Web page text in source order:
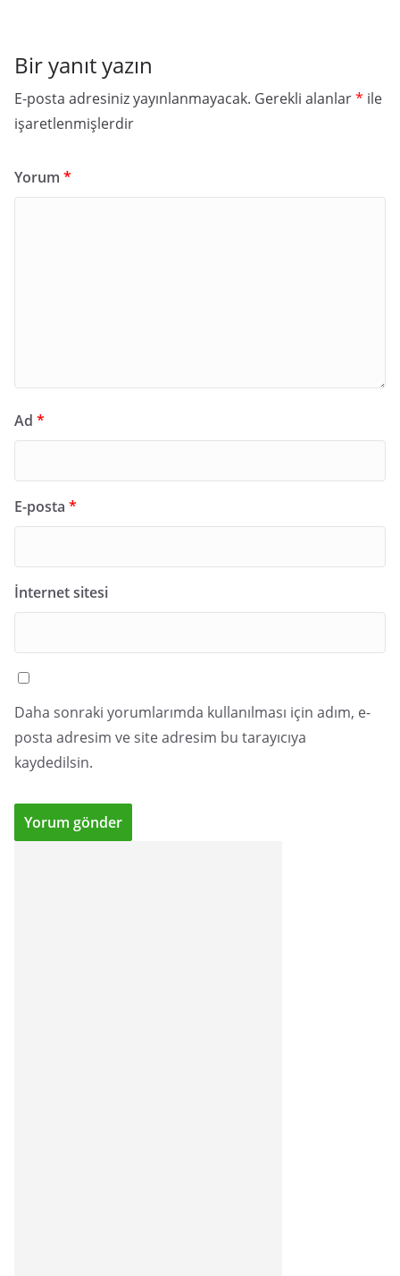
Bir yanıt yazın
E-posta adresiniz yayınlanmayacak. Gerekli alanlar* ile
işaretlenmişlerdir
Yorum *
Ad *
E-posta *
İnternet sitesi
Daha sonraki yorumlarımda kullanılması için adım, e-
posta adresim ve site adresim bu tarayıcıya
kaydedilsin.